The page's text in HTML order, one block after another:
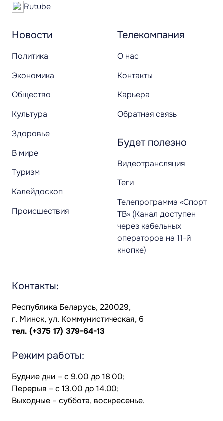
Новости
Политика
Экономика
Общество
Культура
Здоровье
В мире
Туризм
Калейдоскоп
Происшествия
Телекомпания
О нас
Контакты
Карьера
Обратная связь
Будет полезно
Видеотрансляция
Теги
Телепрограмма «Спорт
ТВ» (Канал доступен
через кабельных
операторов на 11-й
кнопке)
Rutube
Контакты:
Республика Беларусь, 220029,
г. Минск, ул. Коммунистическая, 6
тел. (+375 17) 379-64-13
Режим работы:
Будние дни – с 9.00 до 18.00;
Перерыв – с 13.00 до 14.00;
Выходные – суббота, воскресенье.